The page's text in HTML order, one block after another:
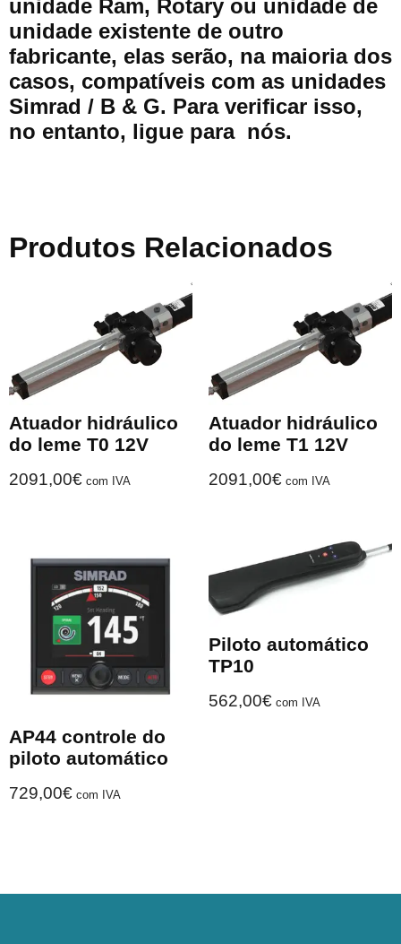
unidade Ram, Rotary ou unidade de
unidade existente de outro
fabricante, elas serão, na maioria dos
casos, compatíveis com as unidades
Simrad / B & G. Para verificar isso,
no entanto, ligue para nós.
Produtos Relacionados
Atuador hidráulico
do leme T0 12V
2091,00€ com IVA
Atuador hidráulico
do leme T1 12V
2091,00€ com IVA
AP44 controle do
piloto automático
729,00€ com IVA
Piloto automático
TP10
562,00€ com IVA